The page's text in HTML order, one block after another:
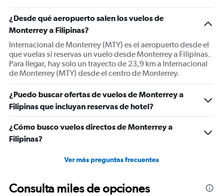
¿Desde qué aeropuerto salen los vuelos de
Monterrey a Filipinas?
Internacional de Monterrey (MTY) es el aeropuerto desde el
que vuelas si reservas un vuelo desde Monterrey a Filipinas.
Para llegar, hay solo un trayecto de 23,9 km a Internacional
de Monterrey (MTY) desde el centro de Monterrey.
¿Puedo buscar ofertas de vuelos de Monterrey a
Filipinas que incluyan reservas de hotel?
¿Cómo busco vuelos directos de Monterrey a
Filipinas?
Ver más preguntas frecuentes
Consulta miles de opciones